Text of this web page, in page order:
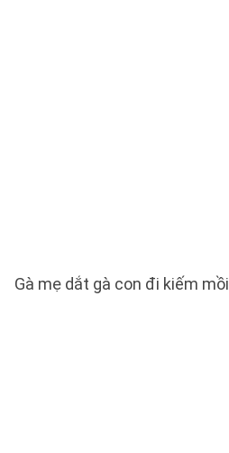
Gà mẹ dắt gà con đi kiếm mồi